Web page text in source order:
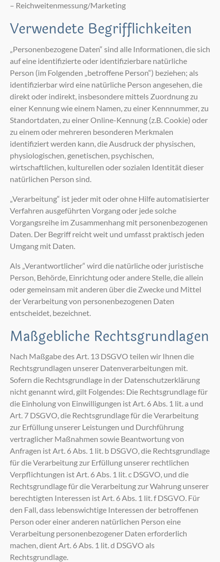
– Reichweitenmessung/Marketing
Verwendete Begrifflichkeiten
„Personenbezogene Daten“ sind alle Informationen, die sich
auf eine identifizierte oder identifizierbare natürliche
Person (im Folgenden „betroffene Person“) beziehen; als
identifizierbar wird eine natürliche Person angesehen, die
direkt oder indirekt, insbesondere mittels Zuordnung zu
einer Kennung wie einem Namen, zu einer Kennnummer, zu
Standortdaten, zu einer Online-Kennung (z.B. Cookie) oder
zu einem oder mehreren besonderen Merkmalen
identifiziert werden kann, die Ausdruck der physischen,
physiologischen, genetischen, psychischen,
wirtschaftlichen, kulturellen oder sozialen Identität dieser
natürlichen Person sind.
„Verarbeitung“ ist jeder mit oder ohne Hilfe automatisierter
Verfahren ausgeführten Vorgang oder jede solche
Vorgangsreihe im Zusammenhang mit personenbezogenen
Daten. Der Begriff reicht weit und umfasst praktisch jeden
Umgang mit Daten.
Als „Verantwortlicher“ wird die natürliche oder juristische
Person, Behörde, Einrichtung oder andere Stelle, die allein
oder gemeinsam mit anderen über die Zwecke und Mittel
der Verarbeitung von personenbezogenen Daten
entscheidet, bezeichnet.
Maßgebliche Rechtsgrundlagen
Nach Maßgabe des Art. 13 DSGVO teilen wir Ihnen die
Rechtsgrundlagen unserer Datenverarbeitungen mit.
Sofern die Rechtsgrundlage in der Datenschutzerklärung
nicht genannt wird, gilt Folgendes: Die Rechtsgrundlage für
die Einholung von Einwilligungen ist Art. 6 Abs. 1 lit. a und
Art. 7 DSGVO, die Rechtsgrundlage für die Verarbeitung
zur Erfüllung unserer Leistungen und Durchführung
vertraglicher Maßnahmen sowie Beantwortung von
Anfragen ist Art. 6 Abs. 1 lit. b DSGVO, die Rechtsgrundlage
für die Verarbeitung zur Erfüllung unserer rechtlichen
Verpflichtungen ist Art. 6 Abs. 1 lit. c DSGVO, und die
Rechtsgrundlage für die Verarbeitung zur Wahrung unserer
berechtigten Interessen ist Art. 6 Abs. 1 lit. f DSGVO. Für
den Fall, dass lebenswichtige Interessen der betroffenen
Person oder einer anderen natürlichen Person eine
Verarbeitung personenbezogener Daten erforderlich
machen, dient Art. 6 Abs. 1 lit. d DSGVO als
Rechtsgrundlage.